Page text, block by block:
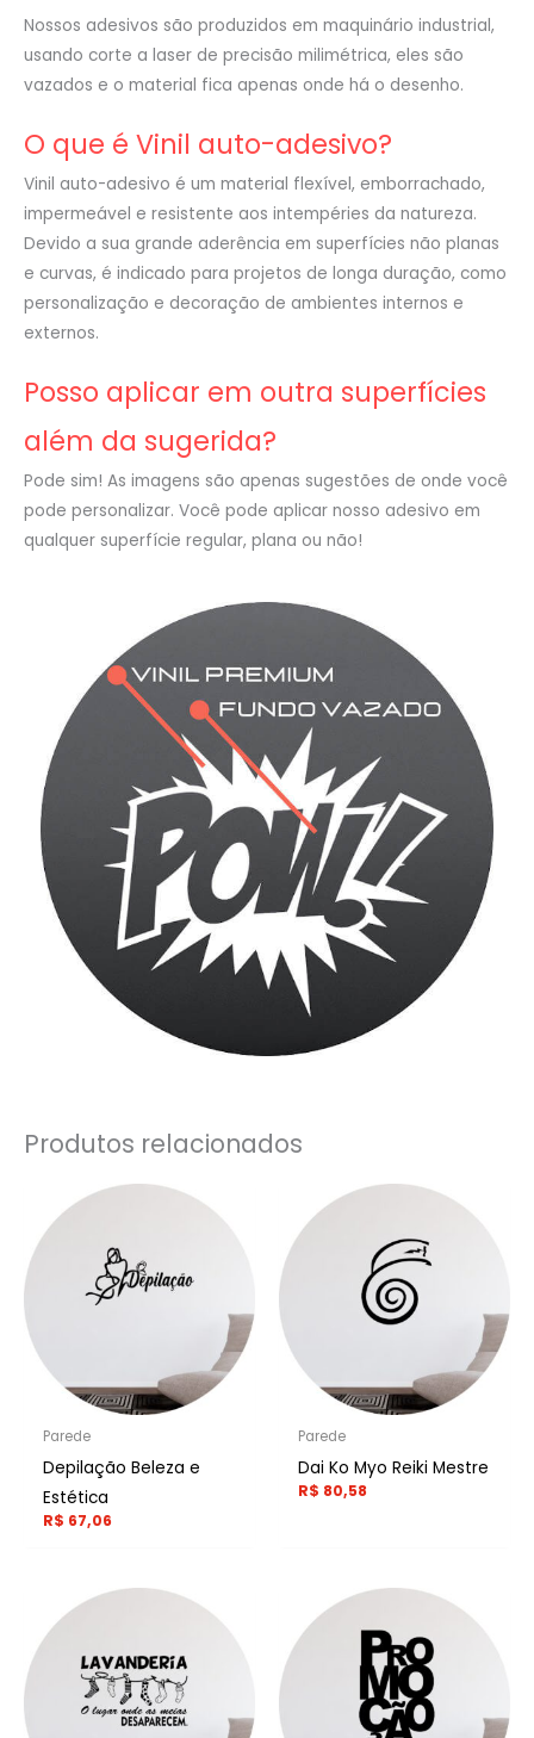
Nossos adesivos são produzidos em maquinário industrial,
usando corte a laser de precisão milimétrica, eles são
vazados e o material fica apenas onde há o desenho.
O que é Vinil auto-adesivo?
Vinil auto-adesivo é um material flexível, emborrachado,
impermeável e resistente aos intempéries da natureza.
Devido a sua grande aderência em superfícies não planas
e curvas, é indicado para projetos de longa duração, como
personalização e decoração de ambientes internos e
externos.
Posso aplicar em outra superfícies
além da sugerida?
Pode sim! As imagens são apenas sugestões de onde você
pode personalizar. Você pode aplicar nosso adesivo em
qualquer superfície regular, plana ou não!
Produtos relacionados
Parede
Depilação Beleza e
Estética
R$ 67,06
Parede
Dai Ko Myo Reiki Mestre
R$ 80,58